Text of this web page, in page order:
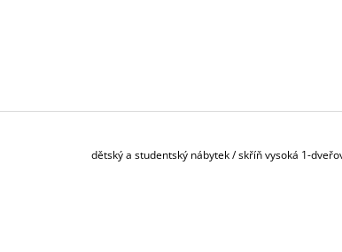
Domů
dětský a studentský nábytek/skříň vysoká 1-